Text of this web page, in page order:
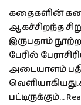
கதைகளின்
ஆகச்சிறந்த
இருபதாம்
பேரில்
அடையாளம்
பட்டிருக்கும்…